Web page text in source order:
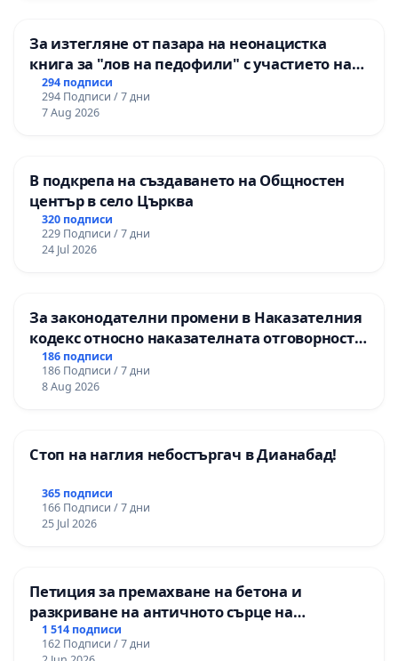
За изтегляне от пазара на неонацистка
книга за "лов на педофили" с участието на
деца
294 подписи
294 Подписи / 7 дни
7 Aug 2026
В подкрепа на създаването на Общностен
център в село Църква
320 подписи
229 Подписи / 7 дни
24 Jul 2026
За законодателни промени в Наказателния
кодекс относно наказателната отговорност
на непълнолетните при особено тежки
умишлени престъпления
186 подписи
186 Подписи / 7 дни
8 Aug 2026
Стоп на наглия небостъргач в Дианабад!
365 подписи
166 Подписи / 7 дни
25 Jul 2026
Петиция за премахване на бетона и
разкриване на античното сърце на
Могиланската могила във Враца
1 514 подписи
162 Подписи / 7 дни